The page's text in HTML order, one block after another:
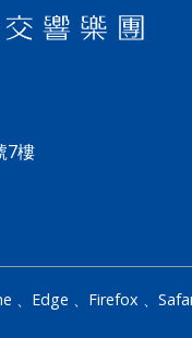
7樓
、Edge 、Firefox 、